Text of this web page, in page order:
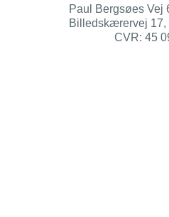
Paul Bergsøes Vej
Billedskærervej 17,
CVR: 45